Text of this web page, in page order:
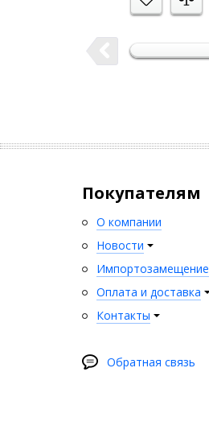
Покупателям
О компании
Новости
Импортозамещение
Оплата и доставка
Контакты
Обратная связь